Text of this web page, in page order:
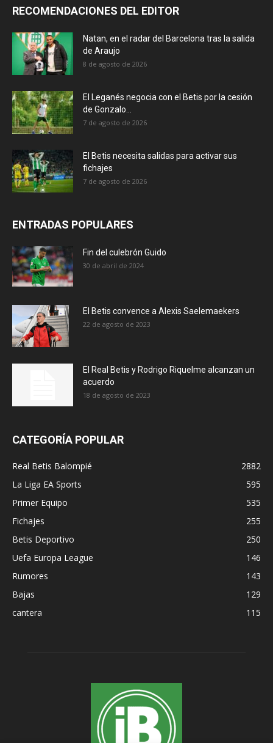
RECOMENDACIONES DEL EDITOR
Natan, en el radar del Barcelona tras la salida
de Araujo
8 de agosto de 2026
El Leganés negocia con el Betis por la cesión
de Gonzalo...
7 de agosto de 2026
El Betis necesita salidas para activar sus
fichajes
7 de agosto de 2026
ENTRADAS POPULARES
Fin del culebrón Guido
30 de abril de 2024
El Betis convence a Alexis Saelemaekers
22 de agosto de 2023
El Real Betis y Rodrigo Riquelme alcanzan un
acuerdo
18 de agosto de 2023
CATEGORÍA POPULAR
Real Betis Balompié
2882
La Liga EA Sports
595
Primer Equipo
535
Fichajes
255
Betis Deportivo
250
Uefa Europa League
146
Rumores
143
Bajas
129
cantera
115